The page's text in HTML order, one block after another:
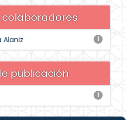
1
Alaniz
publicación
1